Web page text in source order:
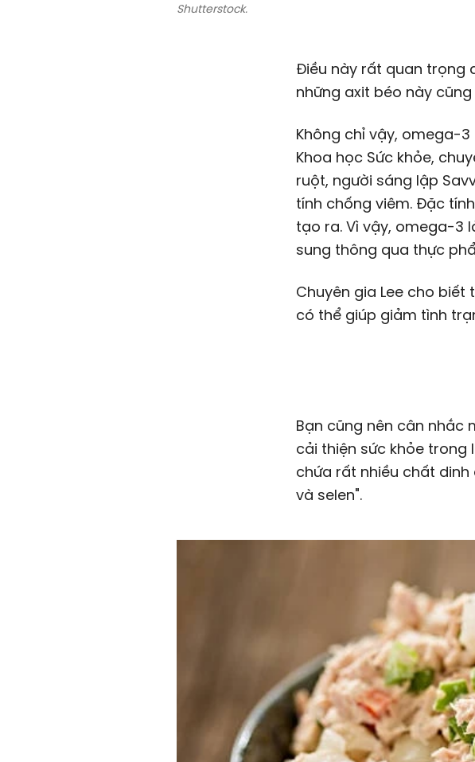
Shutterstock.
Điều này rất quan trọng
những axit béo này
Không chỉ vậy, omega-3
Khoa học Sức khỏe,
ruột, người sáng lập
tính chống viêm. Đặc
tạo ra. Vì vậy, omega-3
sung thông qua thực
Chuyên gia Lee cho
có thể giúp giảm tình
Bạn cũng nên cân nhắc món cá ngừ hấp dẫn nếu bạn đang muốn
cải thiện sức khỏe trong
chứa rất nhiều chất
và selen".